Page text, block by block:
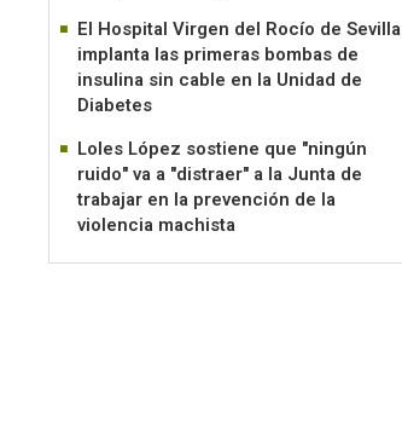
El Hospital Virgen del Rocío de Sevilla
implanta las primeras bombas de
insulina sin cable en la Unidad de
Diabetes
Loles López sostiene que "ningún
ruido" va a "distraer" a la Junta de
trabajar en la prevención de la
violencia machista